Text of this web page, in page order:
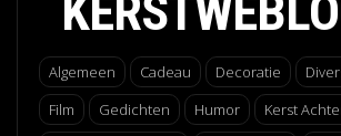
Algemeen Cadeau Decoratie
Film
Gedichten Humor
Kerst